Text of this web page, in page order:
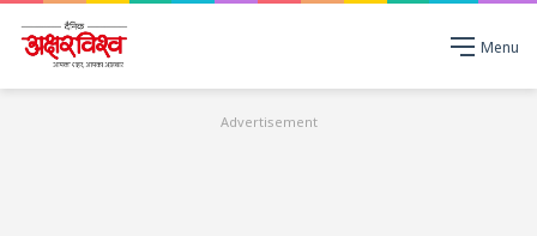
Menu
Advertisement